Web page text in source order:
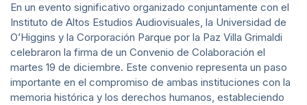
En un evento significativo organizado conjuntamente con el
Instituto de Altos Estudios Audiovisuales, la Universidad de
O’Higgins y la Corporación Parque por la Paz Villa Grimaldi
celebraron la firma de un Convenio de Colaboración el
martes 19 de diciembre. Este convenio representa un paso
importante en el compromiso de ambas instituciones con la
memoria histórica y los derechos humanos, estableciendo